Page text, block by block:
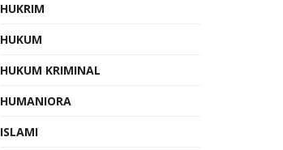
HUKRIM
HUKUM
HUKUM KRIMINAL
HUMANIORA
ISLAMI